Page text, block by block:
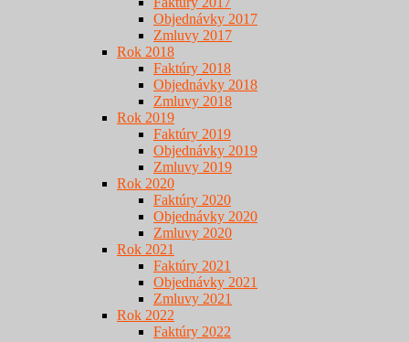
Objednávky 2017
Zmluvy 2017
Rok 2018
Faktúry 2018
Objednávky 2018
Zmluvy 2018
Rok 2019
Faktúry 2019
Objednávky 2019
Zmluvy 2019
Rok 2020
Faktúry 2020
Objednávky 2020
Zmluvy 2020
Rok 2021
Faktúry 2021
Objednávky 2021
Zmluvy 2021
Rok 2022
Faktúry 2022